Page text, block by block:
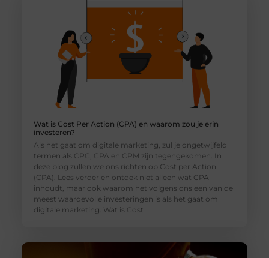
Wat is Cost Per Action (CPA) en waarom zou je erin
investeren?
Als het gaat om digitale marketing, zul je ongetwijfeld
termen als CPC, CPA en CPM zijn tegengekomen. In
deze blog zullen we ons richten op Cost per Action
(CPA). Lees verder en ontdek niet alleen wat CPA
inhoudt, maar ook waarom het volgens ons een van de
meest waardevolle investeringen is als het gaat om
digitale marketing. Wat is Cost